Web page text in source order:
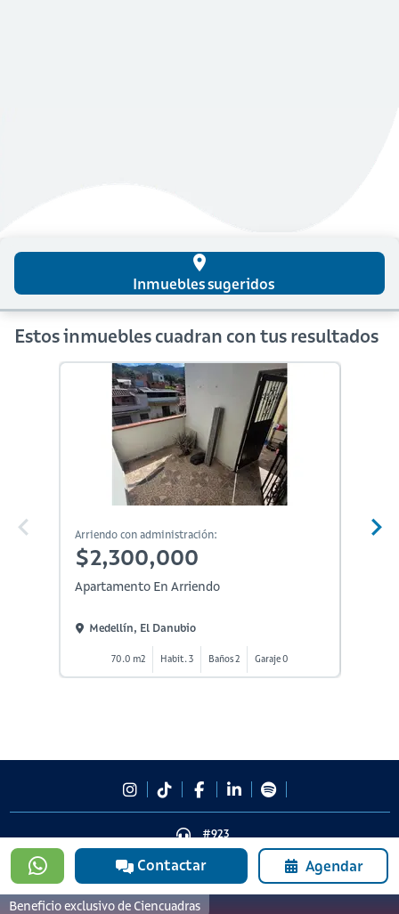
Contactar Agendar
Beneficio exclusivo de Ciencuadras
place
Inmuebles sugeridos
Estos inmuebles cuadran con tus resultados
Arriendo con administración:
$2,300,000
Apartamento En Arriendo
Medellín, El Danubio
70.0 m2 Habit. 3 Baños 2 Garaje 0
#923
601 3905331
lineadesoporte923@serviciosbolivar.com
Preguntas frecuentes